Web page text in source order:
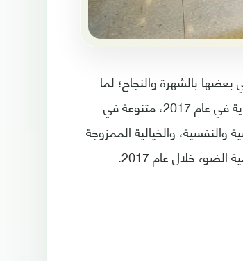
حظي بعضها بالشهرة والنجاح؛ لما
قدمته من محتوى متميز، وفي هذا التقرير اخترنا لك قائمة بأفضل 11 رواية في عام 2017، متنوعة في
والنفسية، والخيالية الممزوجة
خلال عام 2017.